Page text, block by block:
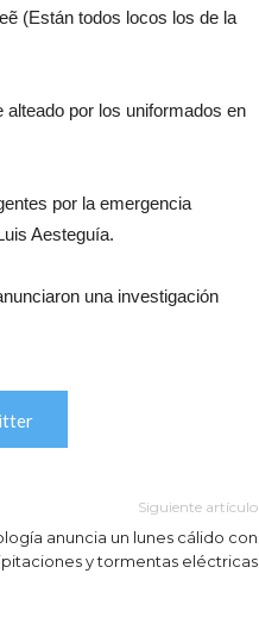
(Están todos locos los de la
por los uniformados en
por la emergencia
Aesteguía.
una investigación
Siguiente artículo
anuncia un lunes cálido con
y tormentas eléctricas